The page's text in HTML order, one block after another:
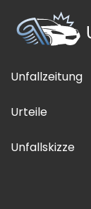
Unfallzeitung
Urteile
Unfallskizze